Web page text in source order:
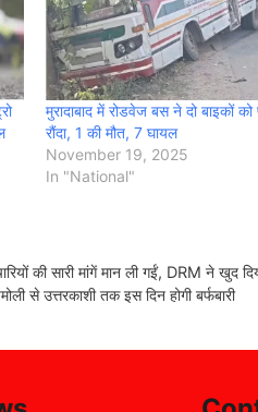
मुरादाबाद में रोडवेज बस ने दो बाइकों
रौंदा, 1 की मौत, 7 घायल
November 19, 2025
In "National"
की सारी मांगें मान ली गईं, DRM ने खुद
उत्तरकाशी तक इस दिन होगी बर्फबारी